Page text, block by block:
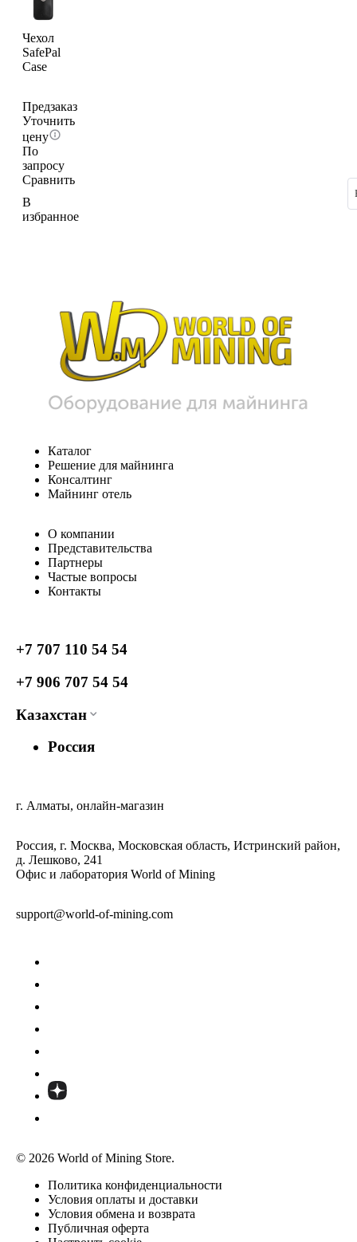
Чехол
SafePal
Case
Предзаказ
Уточнить
цену
По
запросу
Сравнить
В
избранное
Каталог
Решение для майнинга
Консалтинг
Майнинг отель
О компании
Представительства
Партнеры
Частые вопросы
Контакты
+7 707 110 54 54
+7 906 707 54 54
Казахстан
Россия
г. Алматы, онлайн-магазин
Россия, г. Москва, Московская область, Истринский район,
д. Лешково, 241
Офис и лаборатория World of Mining
support@world-of-mining.com
© 2026 World of Mining Store.
Политика конфиденциальности
Условия оплаты и доставки
Условия обмена и возврата
Публичная оферта